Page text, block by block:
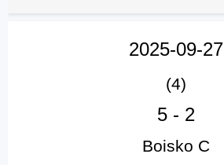
2025-09-27
(4)
5 - 2
Boisko C